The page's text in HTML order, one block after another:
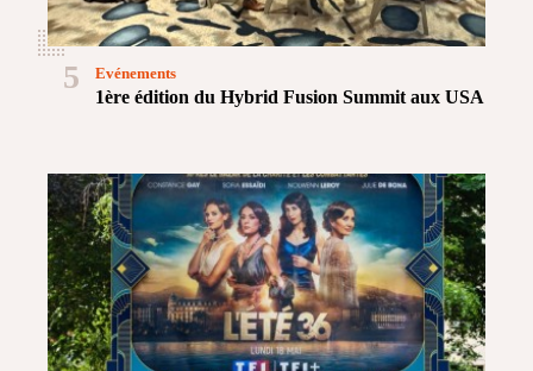
5
1ère édition du Hybrid Fusion Summit aux USA
Evénements